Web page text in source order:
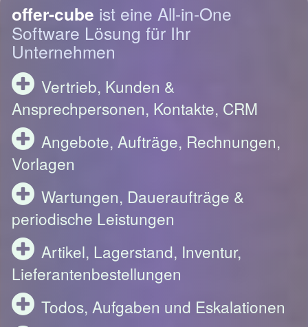
offer-cube ist eine All-in-One
Software Lösung für Ihr
Unternehmen
Vertrieb, Kunden &
Ansprechpersonen, Kontakte, CRM
Angebote, Aufträge, Rechnungen,
Vorlagen
Wartungen, Daueraufträge &
periodische Leistungen
Artikel, Lagerstand, Inventur,
Lieferantenbestellungen
Todos, Aufgaben und Eskalationen